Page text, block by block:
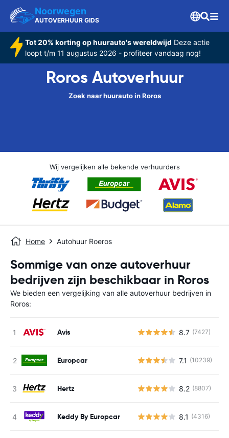
Noorwegen
AUTOVERHUUR GIDS
Tot 20% korting op huurauto's wereldwijd Deze actie
loopt t/m 11 augustus 2026 - profiteer vandaag nog!
Roros Autoverhuur
Zoek naar huurauto in Roros
Wij vergelijken alle bekende verhuurders
Home Autohuur Roeros
Sommige van onze autoverhuur
bedrijven zijn beschikbaar in Roros
We bieden een vergelijking van alle autoverhuur bedrijven in
Roros:
Avis 8.7 (7427)
Europcar 7.1 (10239)
Hertz 8.2 (8807)
Keddy By Europcar 8.1 (4316)